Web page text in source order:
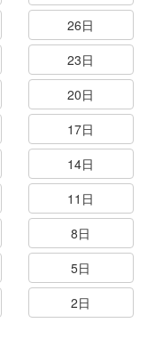
26日
23日
20日
17日
14日
11日
8日
5日
2日